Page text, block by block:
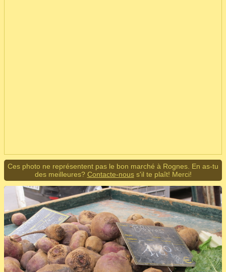
Ces photo ne représentent pas le bon marché à Rognes. En as-tu
des meilleures? Contacte-nouss'il te plaît! Merci!